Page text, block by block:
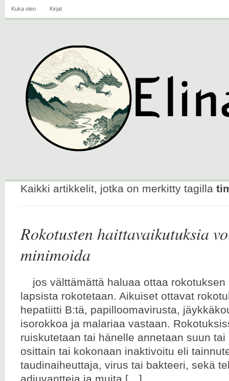
Kuka olen Kirjat
Kaikki artikkelit, jotka on merkitty tagilla
Rokotusten haittavaikutuksia
minimoida
jos välttämättä haluaa ottaa
lapsista rokotetaan. Aikuiset ottavat
hepatiitti B:tä, papilloomavirusta,
isorokkoa ja malariaa vastaan.
ruiskutetaan tai hänelle annetaan suun
osittain tai kokonaan inaktivoitu eli
taudinaiheuttaja, virus tai bakteeri, sekä